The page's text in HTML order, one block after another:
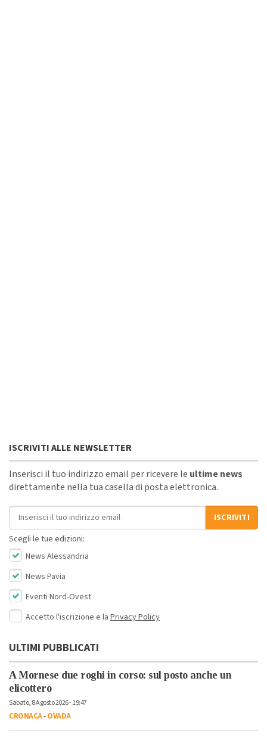
ISCRIVITI ALLE NEWSLETTER
Inserisci il tuo indirizzo email per ricevere le ultime news
direttamente nella tua casella di posta elettronica.
Indirizzo email
ISCRIVITI
Scegli le tue edizioni:
News Alessandria
News Pavia
Eventi Nord-Ovest
Accetto l'iscrizione e la Privacy Policy
ULTIMI PUBBLICATI
A Mornese due roghi in corso: sul posto anche un
elicottero
Sabato, 8 Agosto 2026 - 19:47
CRONACA-OVADA